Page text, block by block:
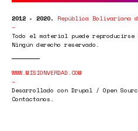
2012 - 2020. República Bolivariana
Todo el material puede
Ningún derecho reservado.
WWW.MISIONVERDAD.COM
Desarrollado con Drupal / Open
Contáctanos.